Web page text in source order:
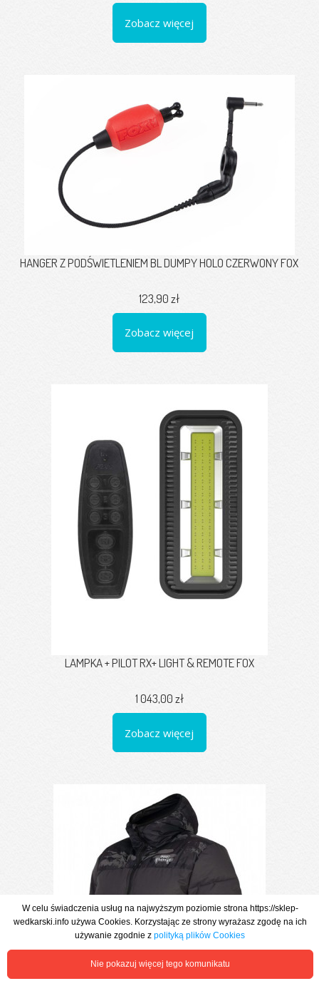
Zobacz więcej
HANGER Z PODŚWIETLENIEM BL DUMPY HOLO CZERWONY FOX
123,90 zł
Zobacz więcej
LAMPKA + PILOT RX+ LIGHT & REMOTE FOX
1 043,00 zł
Zobacz więcej
W celu świadczenia usług na najwyższym poziomie strona https://sklep-
wedkarski.info używa Cookies. Korzystając ze strony wyrażasz zgodę na ich
używanie zgodnie zpolityką plików Cookies
Nie pokazuj więcej tego komunikatu